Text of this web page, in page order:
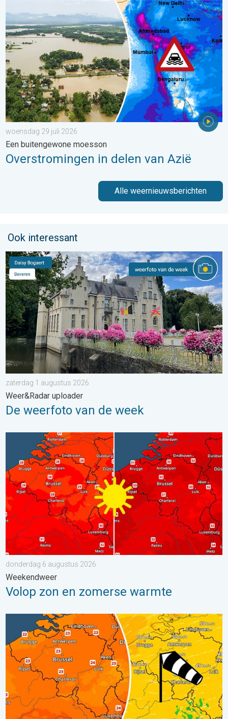
Overstromingen in delen van Azië. Een buitengewone
woensdag 29 juli 2026
Een buitengewone moesson
Overstromingen in delen van Azië
Alle weernieuwsberichten
Ook interessant
De weerfoto van de week. Weer&Radar uploader. . . zaterdag
zaterdag 1 augustus 2026
Weer&Radar uploader
De weerfoto van de week
Volop zon en zomerse warmte. Weekendweer. . . donderdag
donderdag 6 augustus 2026
Weekendweer
Volop zon en zomerse warmte
Koeler weer op komst. Maxima onder 25 graden. . . dinsdag